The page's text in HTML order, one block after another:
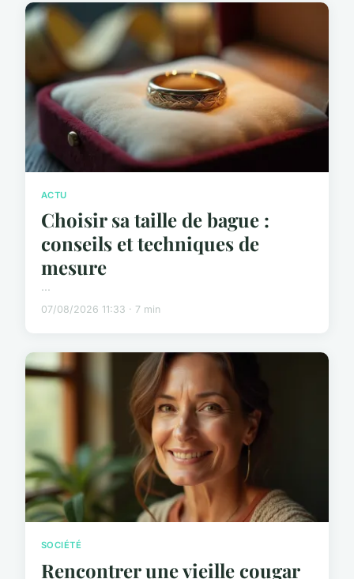
ACTU
Choisir sa taille de bague :
conseils et techniques de
mesure
...
07/08/2026 11:33 · 7 min
SOCIÉTÉ
Rencontrer une vieille cougar